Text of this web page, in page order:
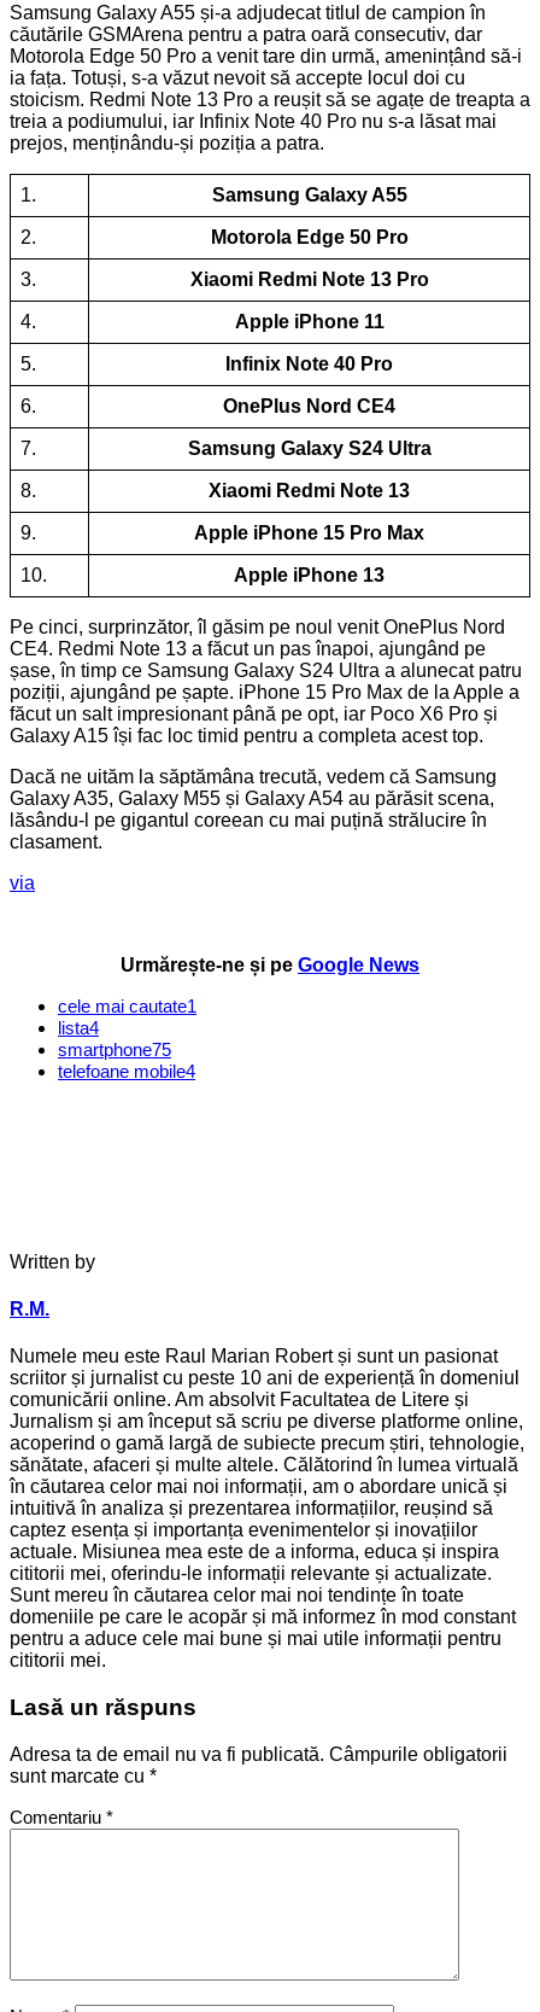
Samsung Galaxy A55 și-a adjudecat titlul de campion în
căutările GSMArena pentru a patra oară consecutiv, dar
Motorola Edge 50 Pro a venit tare din urmă, amenințând să-i
ia fața. Totuși, s-a văzut nevoit să accepte locul doi cu
stoicism. Redmi Note 13 Pro a reușit să se agațe de treapta a
treia a podiumului, iar Infinix Note 40 Pro nu s-a lăsat mai
prejos, menținându-și poziția a patra.
1. Samsung Galaxy A55
2. Motorola Edge 50 Pro
3. Xiaomi Redmi Note 13 Pro
4. Apple iPhone 11
5. Infinix Note 40 Pro
6. OnePlus Nord CE4
7. Samsung Galaxy S24 Ultra
8. Xiaomi Redmi Note 13
9. Apple iPhone 15 Pro Max
10. Apple iPhone 13
Pe cinci, surprinzător, îl găsim pe noul venit OnePlus Nord
CE4. Redmi Note 13 a făcut un pas înapoi, ajungând pe
șase, în timp ce Samsung Galaxy S24 Ultra a alunecat patru
poziții, ajungând pe șapte. iPhone 15 Pro Max de la Apple a
făcut un salt impresionant până pe opt, iar Poco X6 Pro și
Galaxy A15 își fac loc timid pentru a completa acest top.
Dacă ne uităm la săptămâna trecută, vedem că Samsung
Galaxy A35, Galaxy M55 și Galaxy A54 au părăsit scena,
lăsându-l pe gigantul coreean cu mai puțină strălucire în
clasament.
via
Urmărește-ne și pe Google News
cele mai cautate1
lista4
smartphone75
telefoane mobile4
Written by
R.M.
Numele meu este Raul Marian Robert și sunt un pasionat
scriitor și jurnalist cu peste 10 ani de experiență în domeniul
comunicării online. Am absolvit Facultatea de Litere și
Jurnalism și am început să scriu pe diverse platforme online,
acoperind o gamă largă de subiecte precum știri, tehnologie,
sănătate, afaceri și multe altele. Călătorind în lumea virtuală
în căutarea celor mai noi informații, am o abordare unică și
intuitivă în analiza și prezentarea informațiilor, reușind să
captez esența și importanța evenimentelor și inovațiilor
actuale. Misiunea mea este de a informa, educa și inspira
cititorii mei, oferindu-le informații relevante și actualizate.
Sunt mereu în căutarea celor mai noi tendințe în toate
domeniile pe care le acopăr și mă informez în mod constant
pentru a aduce cele mai bune și mai utile informații pentru
cititorii mei.
Lasă un răspuns
Adresa ta de email nu va fi publicată. Câmpurile obligatorii
sunt marcate cu *
Comentariu *